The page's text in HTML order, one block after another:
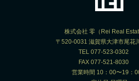
株式会社 零（Rei Real
〒520-0031 滋賀県大津市尾花
TEL 077-523-0302
FAX 077-521-8030
営業時間 10：00〜19：